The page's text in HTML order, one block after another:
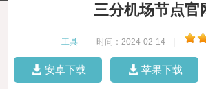
三分机场节点官
工具 时间：2024-02-14
安卓下载 苹果下载